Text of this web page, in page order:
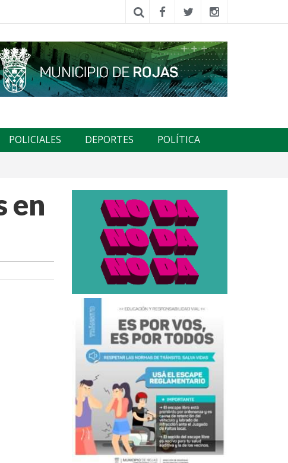
POLICIALES DEPORTES POLÍTICA
en